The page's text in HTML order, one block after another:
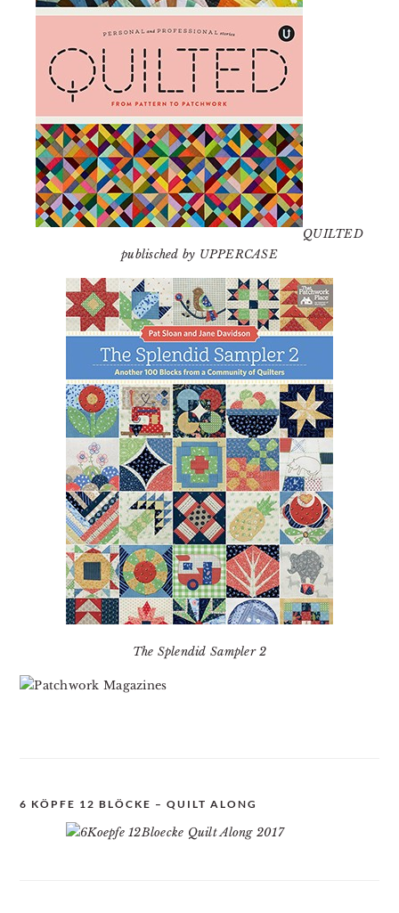
QUILTED
publisched by UPPERCASE
The Splendid Sampler 2
6 KÖPFE 12 BLÖCKE – QUILT ALONG